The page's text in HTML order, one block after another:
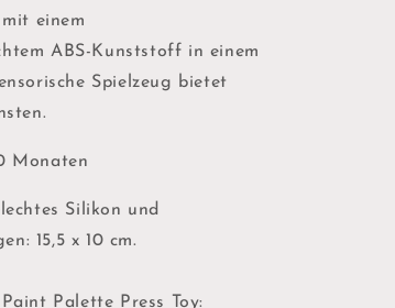
einem
ABS-Kunststoff in einem
Spielzeug bietet
Monaten
Silikon und
15,5 x 10 cm.
Palette Press Toy: